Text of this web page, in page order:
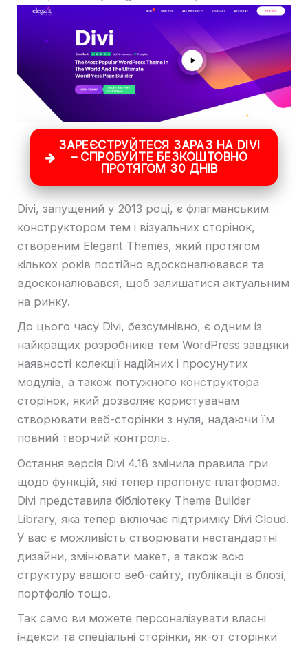
ЗАРЕЄСТРУЙТЕСЯ ЗАРАЗ НА DIVI
– СПРОБУЙТЕ БЕЗКОШТОВНО
ПРОТЯГОМ 30 ДНІВ
Divi, запущений у 2013 році, є флагманським
конструктором тем і візуальних сторінок,
створеним Elegant Themes, який протягом
кількох років постійно вдосконалювався та
вдосконалювався, щоб залишатися актуальним
на ринку.
До цього часу Divi, безсумнівно, є одним із
найкращих розробників тем WordPress завдяки
наявності колекції надійних і просунутих
модулів, а також потужного конструктора
сторінок, який дозволяє користувачам
створювати веб-сторінки з нуля, надаючи їм
повний творчий контроль.
Остання версія Divi 4.18 змінила правила гри
щодо функцій, які тепер пропонує платформа.
Divi представила бібліотеку Theme Builder
Library, яка тепер включає підтримку Divi Cloud.
У вас є можливість створювати нестандартні
дизайни, змінювати макет, а також всю
структуру вашого веб-сайту, публікації в блозі,
портфоліо тощо.
Так само ви можете персоналізувати власні
індекси та спеціальні сторінки, як-от сторінки